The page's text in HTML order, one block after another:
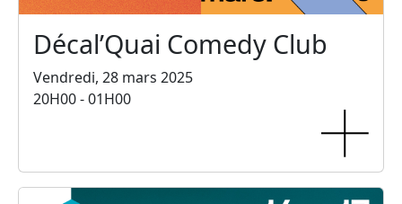
Décal’Quai Comedy Club
Vendredi, 28 mars 2025
20H00 - 01H00